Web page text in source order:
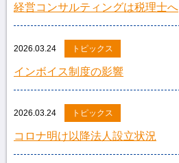
経営コンサルティングは税理士へ
2026.03.24 トピックス
インボイス制度の影響
2026.03.24 トピックス
コロナ明け以降法人設立状況